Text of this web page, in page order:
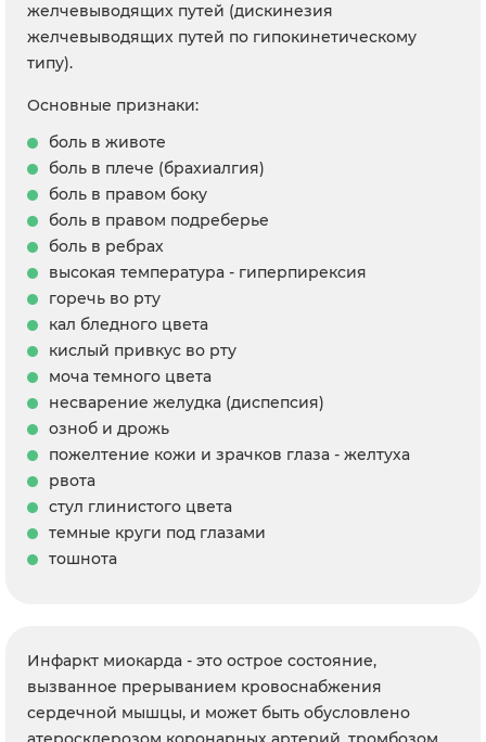
желчевыводящих путей (дискинезия
желчевыводящих путей по гипокинетическому
типу).
Основные признаки:
боль в животе
боль в плече (брахиалгия)
боль в правом боку
боль в правом подреберье
боль в ребрах
высокая температура - гиперпирексия
горечь во рту
кал бледного цвета
кислый привкус во рту
моча темного цвета
несварение желудка (диспепсия)
озноб и дрожь
пожелтение кожи и зрачков глаза - желтуха
рвота
стул глинистого цвета
темные круги под глазами
тошнота
Инфаркт миокарда - это острое состояние,
вызванное прерыванием кровоснабжения
сердечной мышцы, и может быть обусловлено